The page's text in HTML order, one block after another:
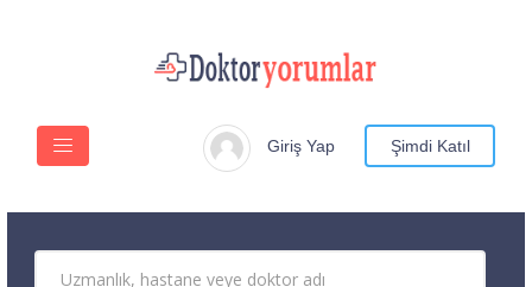
Giriş Yap Şimdi Katıl